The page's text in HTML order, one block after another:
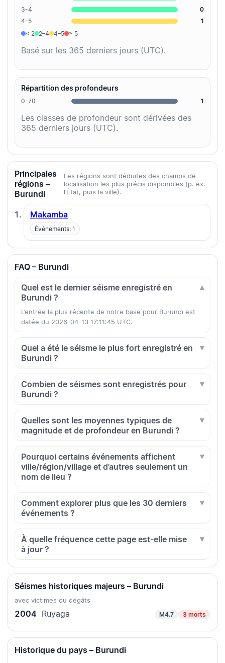
3-4
0
4-5
1
< 2
2–4 4–5 ≥ 5
Basé sur les 365 derniers jours (UTC).
Répartition des profondeurs
0-70 1
Les classes de profondeur sont dérivées des
365 derniers jours (UTC).
Principales
régions –
Burundi
Les régions sont déduites des champs de
localisation les plus précis disponibles (p. ex.
l’État, puis la ville).
Makamba
Événements: 1
FAQ – Burundi
Quel est le dernier séisme enregistré en
Burundi ?
L’entrée la plus récente de notre base pour Burundi est
datée du 2026-04-13 17:11:45 UTC.
Quel a été le séisme le plus fort enregistré en
Burundi ?
Combien de séismes sont enregistrés pour
Burundi ?
Quelles sont les moyennes typiques de
magnitude et de profondeur en Burundi ?
Pourquoi certains événements affichent
ville/région/village et d’autres seulement un
nom de lieu ?
Comment explorer plus que les 30 derniers
événements ?
À quelle fréquence cette page est-elle mise
à jour ?
Séismes historiques majeurs – Burundi
avec victimes ou dégâts
2004 Ruyaga M4.7 3 morts
Historique du pays – Burundi